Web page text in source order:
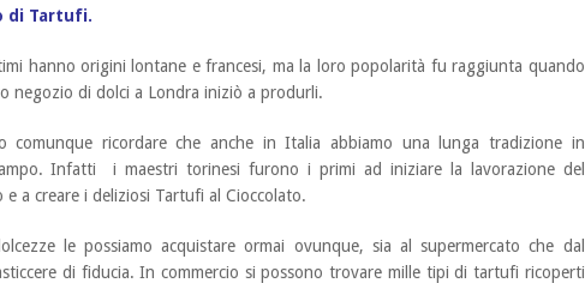
di Tartufi.
hanno origini lontane e francesi, ma la loro popolarità fu raggiunta quando
negozio di dolci a Londra iniziò a produrli.
comunque ricordare che anche in Italia abbiamo una lunga tradizione in
Infatti i maestri torinesi furono i primi ad iniziare la lavorazione del
e a creare i deliziosi Tartufi al Cioccolato.
le possiamo acquistare ormai ovunque, sia al supermercato che dal
di fiducia. In commercio si possono trovare mille tipi di tartufi ricoperti